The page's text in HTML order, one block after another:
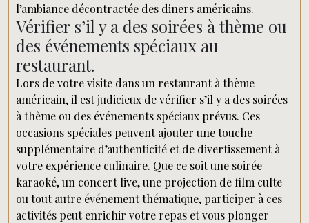
l’ambiance décontractée des diners américains.
Vérifier s’il y a des soirées à thème ou
des événements spéciaux au
restaurant.
Lors de votre visite dans un restaurant à thème
américain, il est judicieux de vérifier s’il y a des soirées
à thème ou des événements spéciaux prévus. Ces
occasions spéciales peuvent ajouter une touche
supplémentaire d’authenticité et de divertissement à
votre expérience culinaire. Que ce soit une soirée
karaoké, un concert live, une projection de film culte
ou tout autre événement thématique, participer à ces
activités peut enrichir votre repas et vous plonger